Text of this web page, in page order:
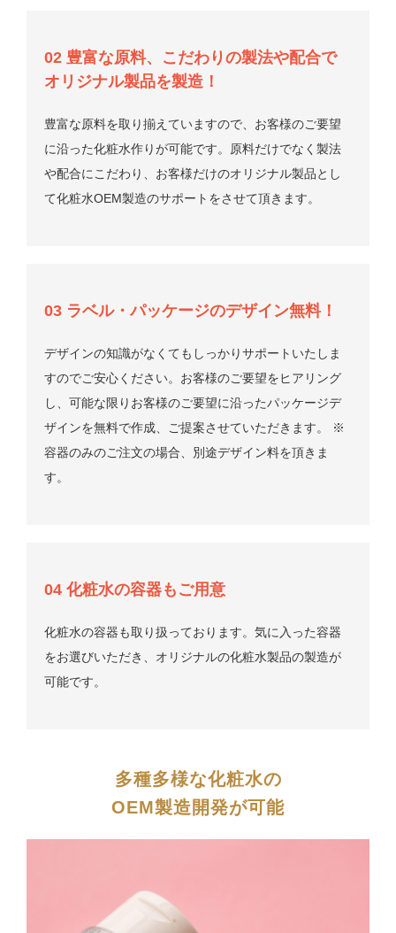
02 豊富な原料、こだわりの製法や配合で
オリジナル製品を製造！
豊富な原料を取り揃えていますので、お客様のご要望
に沿った化粧水作りが可能です。原料だけでなく製法
や配合にこだわり、お客様だけのオリジナル製品とし
て化粧水OEM製造のサポートをさせて頂きます。
03 ラベル・パッケージのデザイン無料！
デザインの知識がなくてもしっかりサポートいたしま
すのでご安心ください。お客様のご要望をヒアリング
し、可能な限りお客様のご要望に沿ったパッケージデ
ザインを無料で作成、ご提案させていただきます。
※
容器のみのご注文の場合、別途デザイン料を頂きま
す。
04 化粧水の容器もご用意
化粧水の容器も取り扱っております。気に入った容器
をお選びいただき、オリジナルの化粧水製品の製造が
可能です。
多種多様な化粧水の
OEM製造開発が可能